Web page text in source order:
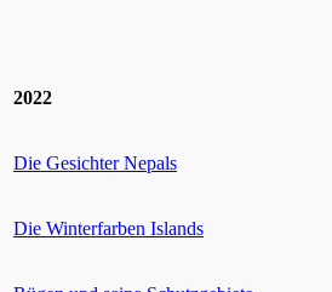
2022
Die Gesichter Nepals
Die Winterfarben Islands